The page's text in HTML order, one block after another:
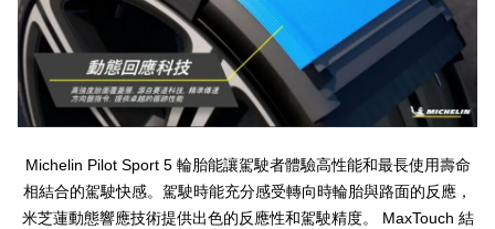
Michelin Pilot Sport 5 輪胎能讓駕駛者體驗高性能和最長使用壽命
相結合的駕駛快感。駕駛時能充分感受轉向時輪胎與路面的反應，
米芝蓮動態響應技術提供出色的反應性和駕駛精度。
MaxTouch 結